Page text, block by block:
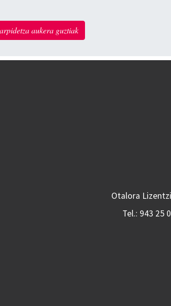
aukera guztiak
Otalora
Tel.: 943 25